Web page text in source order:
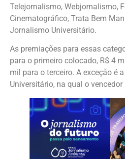
Telejornalismo, Webjornalismo,
Cinematográfico, Trata Bem
Jornalismo Universitário.
As premiações para essas
para o primeiro colocado, R$ 4
mil para o terceiro. A exceção é
Universitário, na qual o